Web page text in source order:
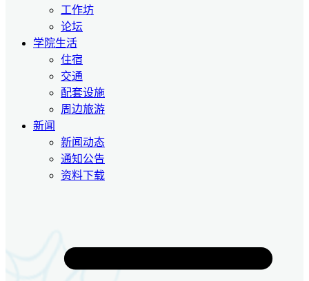
工作坊
论坛
学院生活
住宿
交通
配套设施
周边旅游
新闻
新闻动态
通知公告
资料下载